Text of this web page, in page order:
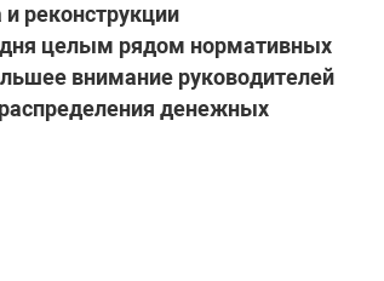
реконструкции
целым рядом нормативных
внимание руководителей
денежных